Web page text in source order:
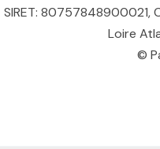
SIRET: 80757848900021,
Loire
©